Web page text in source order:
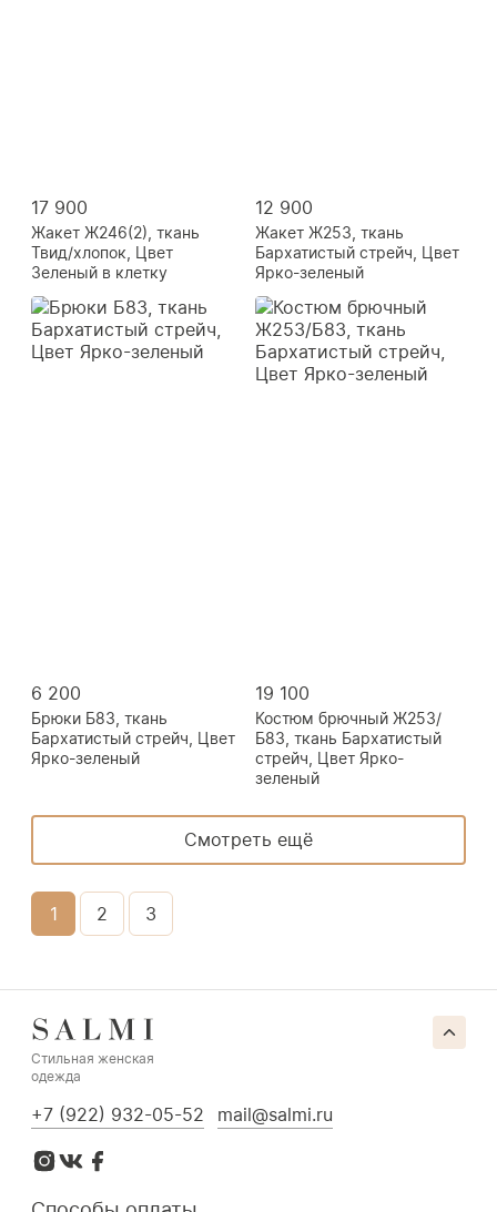
17 900
Жакет Ж246(2), ткань
Твид/хлопок, Цвет
Зеленый в клетку
12 900
Жакет Ж253, ткань
Бархатистый стрейч, Цвет
Ярко-зеленый
6 200
Брюки Б83, ткань
Бархатистый стрейч, Цвет
Ярко-зеленый
19 100
Костюм брючный Ж253/
Б83, ткань Бархатистый
стрейч, Цвет Ярко-
зеленый
Смотреть ещё
1 2 3
Стильная женская
одежда
+7 (922) 932-05-52 mail@salmi.ru